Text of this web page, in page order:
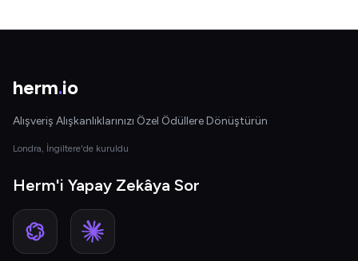
herm.io
Alışveriş Alışkanlıklarınızı Özel Ödüllere Dönüştürün
Londra, İngiltere'de kuruldu
Herm'i Yapay Zekâya Sor